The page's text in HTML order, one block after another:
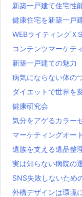
新築一戸建て住宅性
健康住宅を新築一戸
WEBライティングＸ
コンテンツマーケテ
新築一戸建ての魅力
病気にならない体の
ダイエットで世界を
健康研究会
気分をアゲるカラー
マーケティングオー
遺族を支える遺品整
実は知らない病院の
SNS失敗しないため
外構デザインは環境